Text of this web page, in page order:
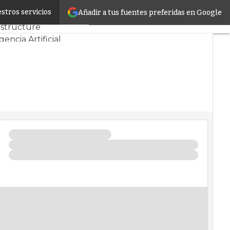
Añadir a tus fuentes preferidas en Google
servicios
Sostenibilidad
Artificial